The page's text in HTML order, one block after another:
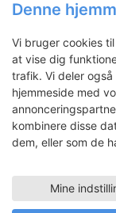
Denne
Vi bruger cookies
at vise dig
trafik. Vi deler
hjemmeside med
kombinere disse
dem, eller som de
Mine